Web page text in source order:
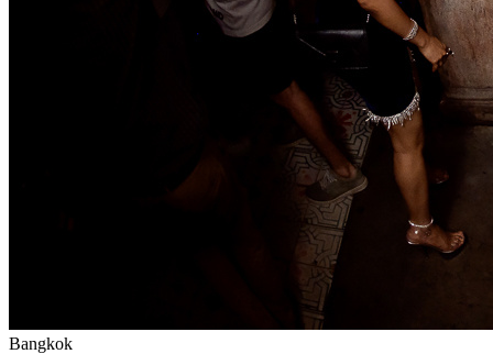
Bangkok